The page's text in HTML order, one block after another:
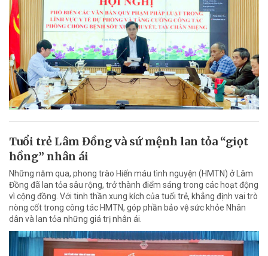
Tuổi trẻ Lâm Đồng và sứ mệnh lan tỏa “giọt
hồng” nhân ái
Những năm qua, phong trào Hiến máu tình nguyện (HMTN) ở Lâm
Đồng đã lan tỏa sâu rộng, trở thành điểm sáng trong các hoạt động
vì cộng đồng. Với tinh thần xung kích của tuổi trẻ, khẳng định vai trò
nòng cốt trong công tác HMTN, góp phần bảo vệ sức khỏe Nhân
dân và lan tỏa những giá trị nhân ái.